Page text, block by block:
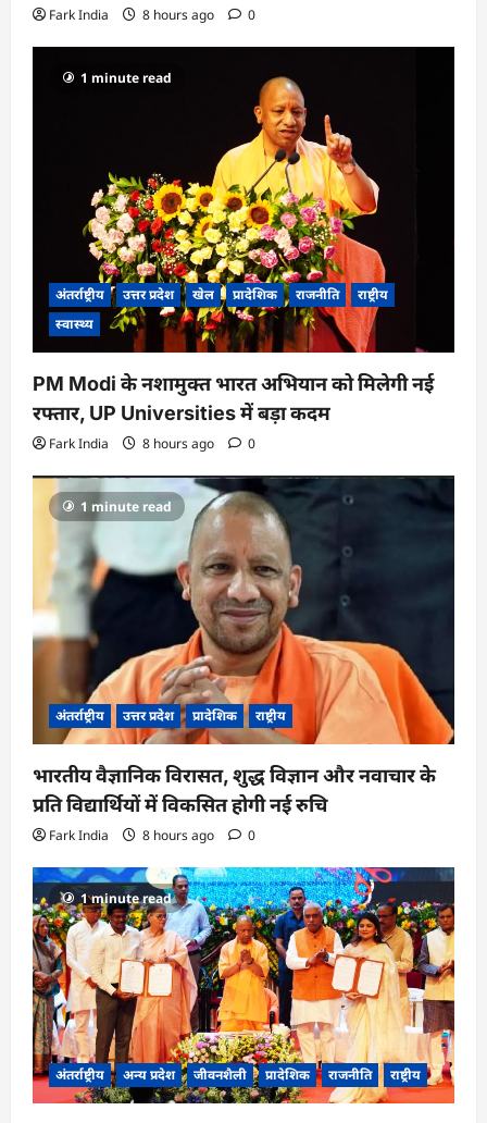
Fark India 8 hours ago 0
1 minute read
अंतर्राष्ट्रीय उत्तर प्रदेश खेल प्रादेशिक राजनीति
राष्ट्रीय
स्वास्थ्य
PM Modi के नशामुक्त भारत अभियान को मिलेगी नई
रफ्तार, UP Universities में बड़ा कदम
Fark India 8 hours ago 0
1 minute read
अंतर्राष्ट्रीय उत्तर प्रदेश प्रादेशिक राष्ट्रीय
भारतीय वैज्ञानिक विरासत, शुद्ध विज्ञान और नवाचार के
प्रति विद्यार्थियों में विकसित होगी नई रुचि
Fark India 8 hours ago 0
1 minute read
अंतर्राष्ट्रीय अन्य प्रदेश जीवनशैली प्रादेशिक राजनीति राष्ट्रीय